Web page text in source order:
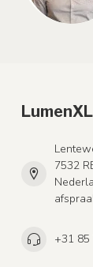
7532
+31